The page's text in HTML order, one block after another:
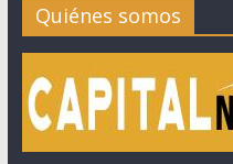
Quiénes somos